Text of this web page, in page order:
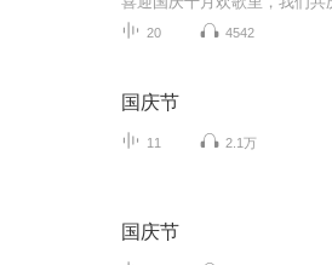
20 4542
国庆节
11 2.1万
国庆节